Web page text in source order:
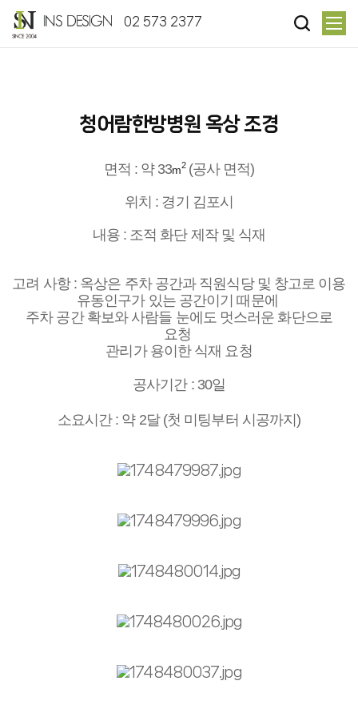
02 573 2377
청어람한방병원 옥상 조경
면적 : 약 33m2(공사 면적)
위치 : 경기 김포시
내용 : 조적 화단 제작 및 식재
고려 사항 : 옥상은 주차 공간과 직원식당 및 창고로 이용
유동인구가 있는 공간이기 때문에
주차 공간 확보와 사람들 눈에도 멋스러운 화단으로
요청
관리가 용이한 식재 요청
공사기간 : 30일
소요시간 : 약 2달 (첫 미팅부터 시공까지)